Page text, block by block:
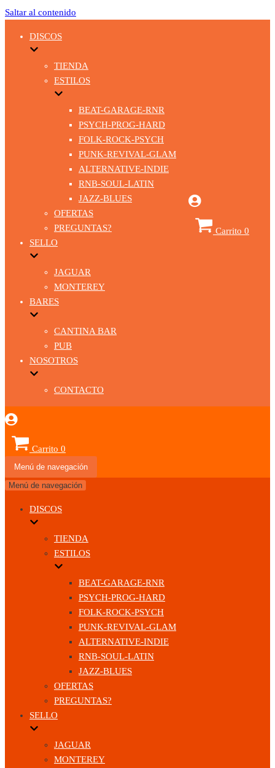
Saltar al contenido
DISCOS
TIENDA
ESTILOS
BEAT-GARAGE-RNR
PSYCH-PROG-HARD
FOLK-ROCK-PSYCH
PUNK-REVIVAL-GLAM
ALTERNATIVE-INDIE
RNB-SOUL-LATIN
JAZZ-BLUES
OFERTAS
PREGUNTAS?
SELLO
JAGUAR
MONTEREY
BARES
CANTINA BAR
PUB
NOSOTROS
CONTACTO
Carrito 0
Carrito 0
Menú de navegación
Menú de navegación
DISCOS
TIENDA
ESTILOS
BEAT-GARAGE-RNR
PSYCH-PROG-HARD
FOLK-ROCK-PSYCH
PUNK-REVIVAL-GLAM
ALTERNATIVE-INDIE
RNB-SOUL-LATIN
JAZZ-BLUES
OFERTAS
PREGUNTAS?
SELLO
JAGUAR
MONTEREY